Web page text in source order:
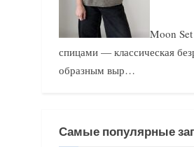
Moon Set
спицами — классическая
образным выр…
Самые популярные